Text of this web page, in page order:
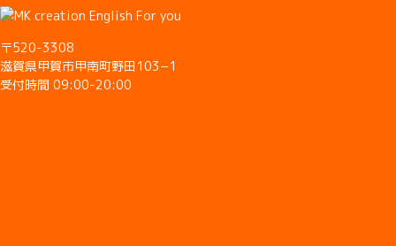
〒520-3308
滋賀県甲賀市甲南町野田103−1
受付時間 09:00-20:00